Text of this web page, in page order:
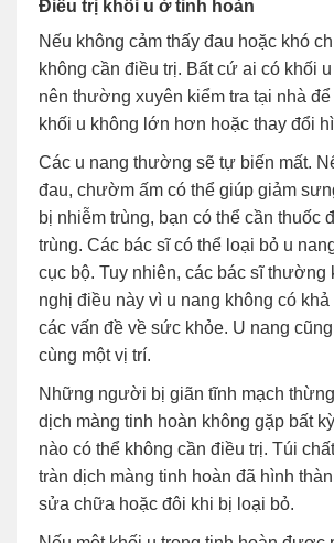
Điều trị khối u ở tinh hoàn
Nếu không cảm thấy đau hoặc khó
không cần điều trị. Bất cứ ai có khối
nên thường xuyên kiểm tra tại nhà
khối u không lớn hơn hoặc thay đổi
Các u nang thường sẽ tự biến mất.
đau, chườm ấm có thể giúp giảm
bị nhiễm trùng, bạn có thể cần thuốc
trùng. Các bác sĩ có thể loại bỏ u
cục bộ. Tuy nhiên, các bác sĩ thường
nghị điều này vì u nang không có khả
các vấn đề về sức khỏe. U nang
cùng một vị trí.
Những người bị giãn tĩnh mạch
dịch màng tinh hoàn không gặp bất
nào có thể không cần điều trị. Túi
tràn dịch màng tinh hoàn đã hình
sửa chữa hoặc đôi khi bị loại bỏ.